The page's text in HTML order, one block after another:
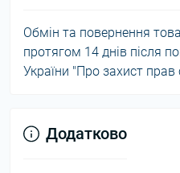
Обмін та повернення
протягом 14 днів після
України "Про захист прав
Додатково